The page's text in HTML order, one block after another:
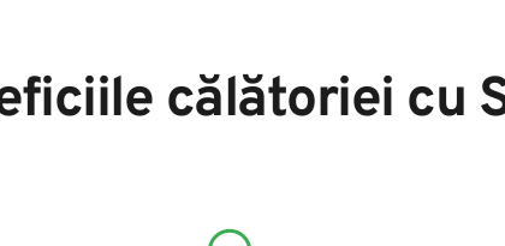
călătoriei cu